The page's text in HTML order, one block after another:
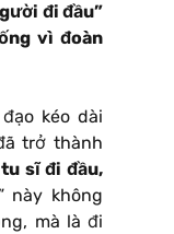
đi đầu”
vì đoàn
kéo dài
trở thành
sĩ đi đầu,
này không
mà là đi